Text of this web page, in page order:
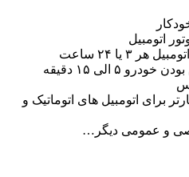
اتومبیل
۳ یا ۲۴ ساعت
تعیین مدت زمان روشن بودن خودرو ۵ الی ۱۵ دقیقه
برای اتومبیل های اتوماتیک و
و عمومی دیگر…